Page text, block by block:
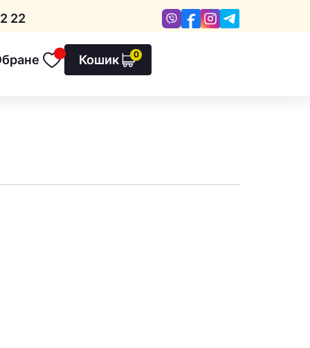
22 ViberFacebookInstagram
Кошик 0